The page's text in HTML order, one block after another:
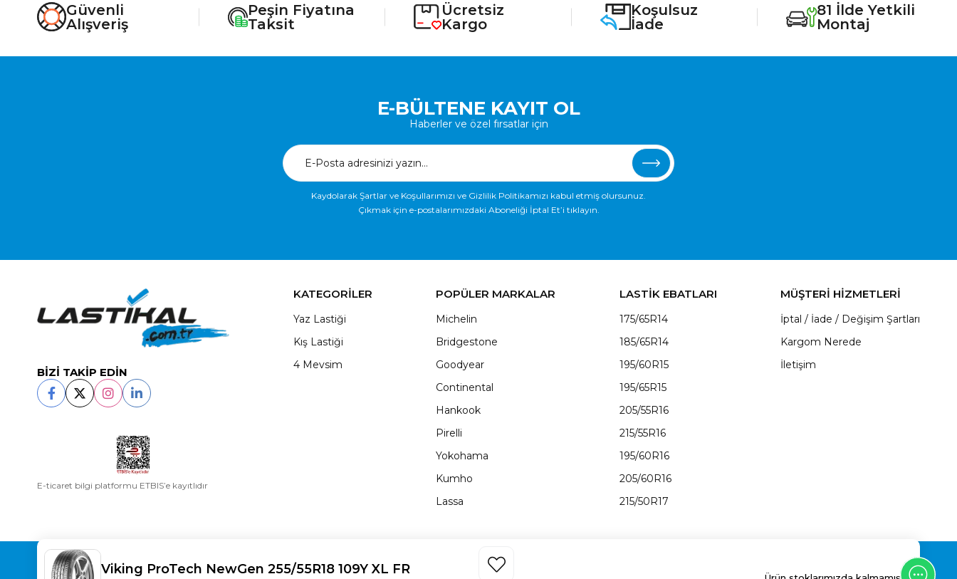
Güvenli
Alışveriş
Peşin Fiyatına
Taksit
Ücretsiz
Kargo
Koşulsuz
İade
81 İlde Yetkili
Montaj
E-BÜLTENE KAYIT OL
Haberler ve özel fırsatlar için
Kaydolarak Şartlar ve Koşullarımızı ve Gizlilik Politikamızı kabul etmiş olursunuz.
Çıkmak için e-postalarımızdaki Aboneliği İptal Et’i tıklayın.
BİZİ TAKİP EDİN
E-ticaret bilgi platformu ETBIS’e kayıtlıdır
KATEGORİLER
Yaz Lastiği
Kış Lastiği
4 Mevsim
POPÜLER MARKALAR
Michelin
Bridgestone
Goodyear
Continental
Hankook
Pirelli
Yokohama
Kumho
Lassa
LASTİK EBATLARI
175/65R14
185/65R14
195/60R15
195/65R15
205/55R16
215/55R16
195/60R16
205/60R16
215/50R17
MÜŞTERİ HİZMETLERİ
İptal / İade / Değişim Şartları
Kargom Nerede
İletişim
Copyright© 2025 LASTİKAL All rights reserved.
Viking ProTech NewGen 255/55R18 109Y XL FR